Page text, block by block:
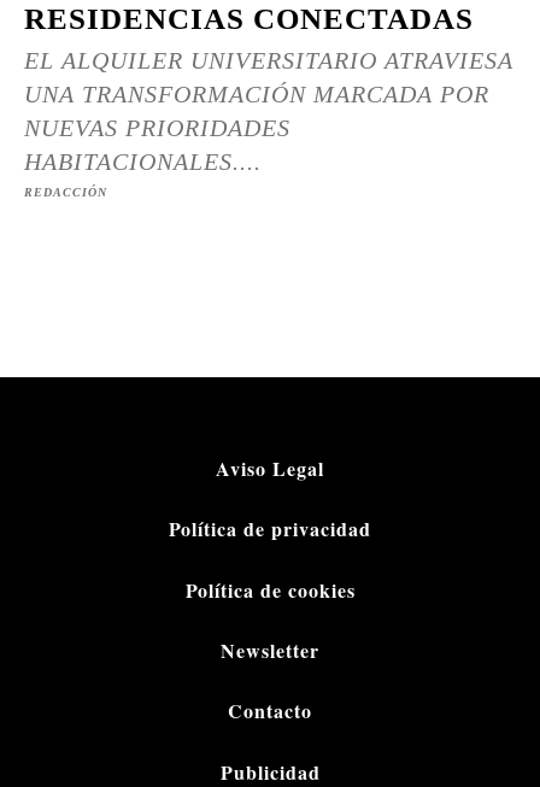
RESIDENCIAS CONECTADAS
EL ALQUILER UNIVERSITARIO ATRAVIESA
UNA TRANSFORMACIÓN MARCADA POR
NUEVAS PRIORIDADES
HABITACIONALES....
REDACCIÓN
Aviso Legal
Política de privacidad
Política de cookies
Newsletter
Contacto
Publicidad